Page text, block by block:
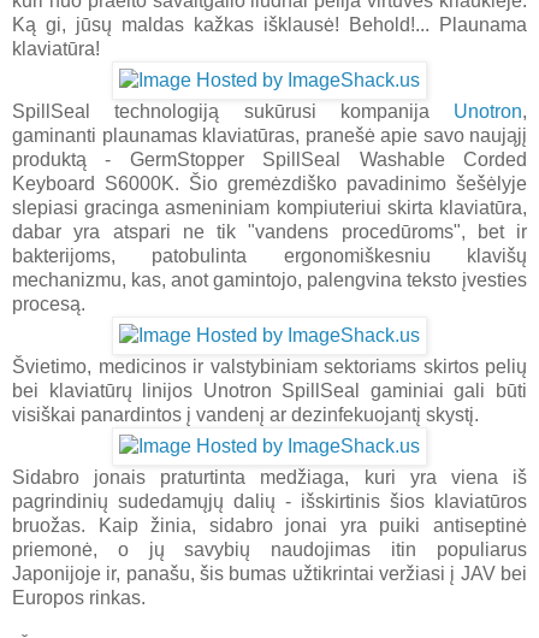
Ką gi, jūsų maldas kažkas išklausė! Behold!... Plaunama
klaviatūra!
SpillSeal technologiją sukūrusi kompanija Unotron,
gaminanti plaunamas klaviatūras, pranešė apie savo naująjį
produktą - GermStopper SpillSeal Washable Corded
Keyboard S6000K. Šio gremėzdiško pavadinimo šešėlyje
slepiasi gracinga asmeniniam kompiuteriui skirta klaviatūra,
dabar yra atspari ne tik "vandens procedūroms", bet ir
bakterijoms, patobulinta ergonomiškesniu klavišų
mechanizmu, kas, anot gamintojo, palengvina teksto įvesties
procesą.
Švietimo, medicinos ir valstybiniam sektoriams skirtos pelių
bei klaviatūrų linijos Unotron SpillSeal gaminiai gali būti
visiškai panardintos į vandenį ar dezinfekuojantį skystį.
Sidabro jonais praturtinta medžiaga, kuri yra viena iš
pagrindinių sudedamųjų dalių - išskirtinis šios klaviatūros
bruožas. Kaip žinia, sidabro jonai yra puiki antiseptinė
priemonė, o jų savybių naudojimas itin populiarus
Japonijoje ir, panašu, šis bumas užtikrintai veržiasi į JAV bei
Europos rinkas.